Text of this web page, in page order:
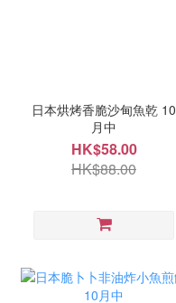
日本烘烤香脆沙甸魚乾 10
月中
HK$58.00
HK$88.00